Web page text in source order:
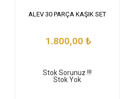
ALEV 30 PARÇA KAŞIK SET
1.800,00 ₺
Stok Sorunuz !!!
Stok Yok